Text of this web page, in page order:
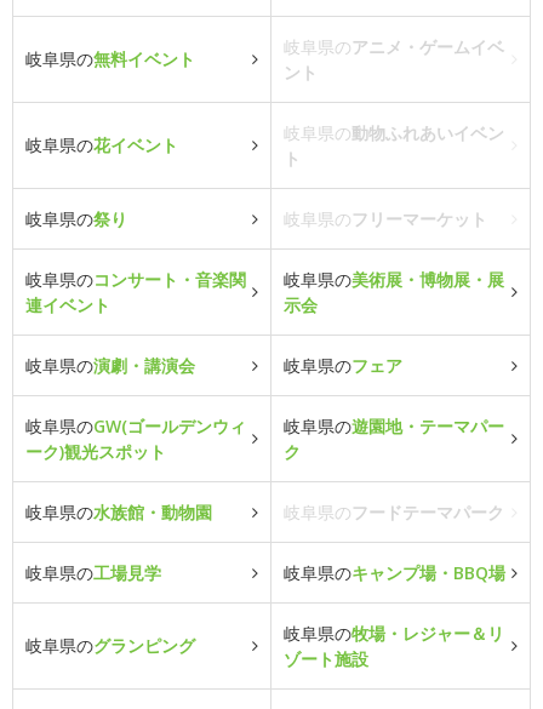
岐阜県の無料イベント
岐阜県のアニメ・ゲームイベ
ント
岐阜県の花イベント
岐阜県の動物ふれあいイベン
ト
岐阜県の祭り 岐阜県のフリーマーケット
岐阜県のコンサート・音楽関
連イベント
岐阜県の美術展・博物展・展
示会
岐阜県の演劇・講演会 岐阜県のフェア
岐阜県のGW(ゴールデンウィ
ーク)観光スポット
岐阜県の遊園地・テーマパー
ク
岐阜県の水族館・動物園 岐阜県のフードテーマパーク
岐阜県の工場見学 岐阜県のキャンプ場・BBQ場
岐阜県のグランピング
岐阜県の牧場・レジャー＆リ
ゾート施設